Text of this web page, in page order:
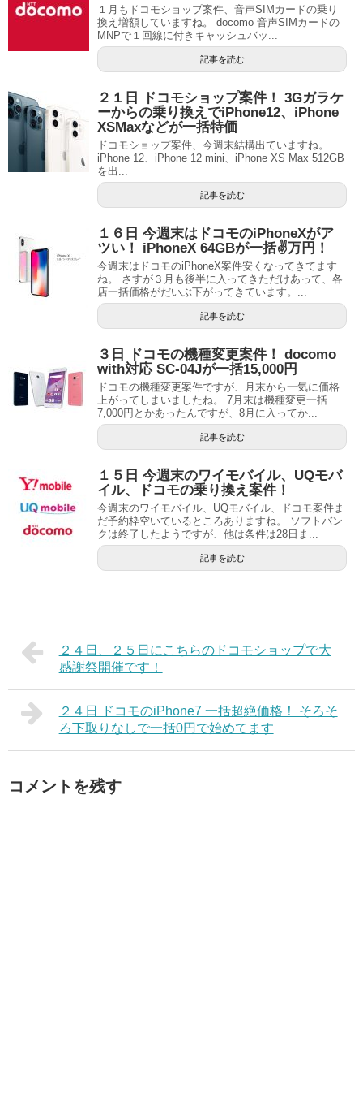
１月もドコモショップ案件、音声SIMカードの乗り
換え増額していますね。 docomo 音声SIMカードの
MNPで１回線に付きキャッシュバッ...
記事を読む
２１日 ドコモショップ案件！ 3Gガラケ
ーからの乗り換えでiPhone12、iPhone
XSMaxなどが一括特価
ドコモショップ案件、今週末結構出ていますね。
iPhone 12、iPhone 12 mini、iPhone XS Max 512GB
を出...
記事を読む
１６日 今週末はドコモのiPhoneXがア
ツい！ iPhoneX 64GBが一括✌万円！
今週末はドコモのiPhoneX案件安くなってきてます
ね。 さすが３月も後半に入ってきただけあって、各
店一括価格がだいぶ下がってきています。...
記事を読む
３日 ドコモの機種変更案件！ docomo
with対応 SC-04Jが一括15,000円
ドコモの機種変更案件ですが、月末から一気に価格
上がってしまいましたね。 7月末は機種変更一括
7,000円とかあったんですが、8月に入ってか...
記事を読む
１５日 今週末のワイモバイル、UQモバ
イル、ドコモの乗り換え案件！
今週末のワイモバイル、UQモバイル、ドコモ案件ま
だ予約枠空いているところありますね。 ソフトバン
クは終了したようですが、他は条件は28日ま...
記事を読む
２４日、２５日にこちらのドコモショップで大
感謝祭開催です！
２４日 ドコモのiPhone7 一括超絶価格！ そろそ
ろ下取りなしで一括0円で始めてます
コメントを残す